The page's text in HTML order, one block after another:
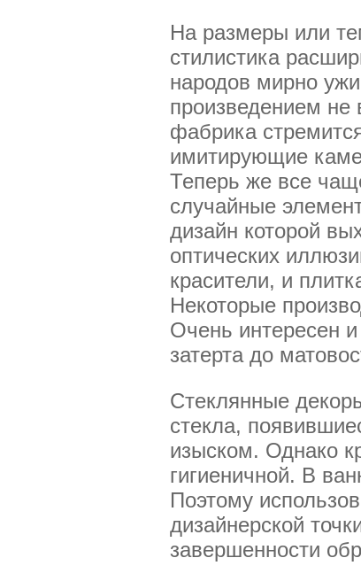
На размеры или
стилистика
народов мирно
произведением
фабрика
имитирующие
Теперь же все
случайные
дизайн которой
оптических
красители, и
Некоторые
Очень интересен
затерта до
Стеклянные
стекла,
изыском. Однако
гигиеничной. В
Поэтому
дизайнерской
завершенности